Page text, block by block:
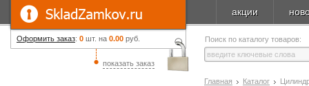
Оформить заказ: 0 шт. на 0.00 руб.
показать заказ
акции
Поиск по каталогу товаров:
Главная Каталог